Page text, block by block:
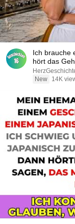
Ich brauche
hört das
New
14K